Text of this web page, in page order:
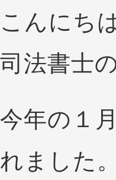
こんにち
司法書士
今年の１
れました。